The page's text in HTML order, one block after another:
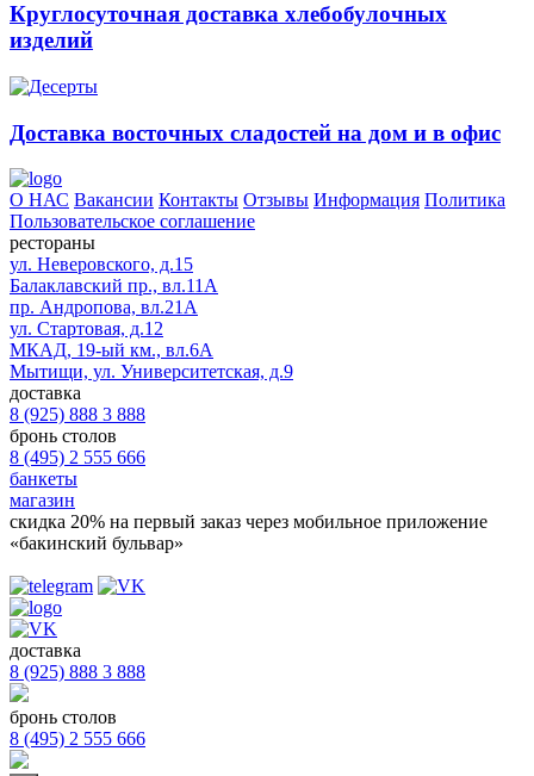
Круглосуточная доставка хлебобулочных
изделий
Доставка восточных сладостей на дом и в офис
О НАС Вакансии Контакты Отзывы Информация Политика
Пользовательское соглашение
рестораны
ул. Неверовского, д.15
Балаклавский пр., вл.11А
пр. Андропова, вл.21А
ул. Стартовая, д.12
МКАД, 19-ый км., вл.6А
Мытищи, ул. Университетская, д.9
доставка
8 (925) 888 3 888
бронь столов
8 (495) 2 555 666
банкеты
магазин
скидка 20% на первый заказ через мобильное приложение
«бакинский бульвар»
доставка
8 (925) 888 3 888
бронь столов
8 (495) 2 555 666